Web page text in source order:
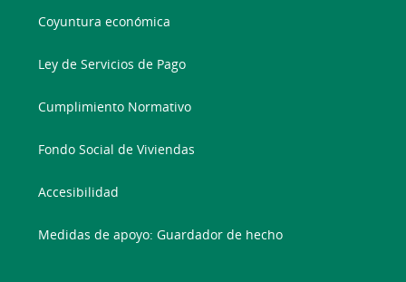
Coyuntura económica
Ley de Servicios de Pago
Cumplimiento Normativo
Fondo Social de Viviendas
Accesibilidad
Medidas de apoyo: Guardador de hecho